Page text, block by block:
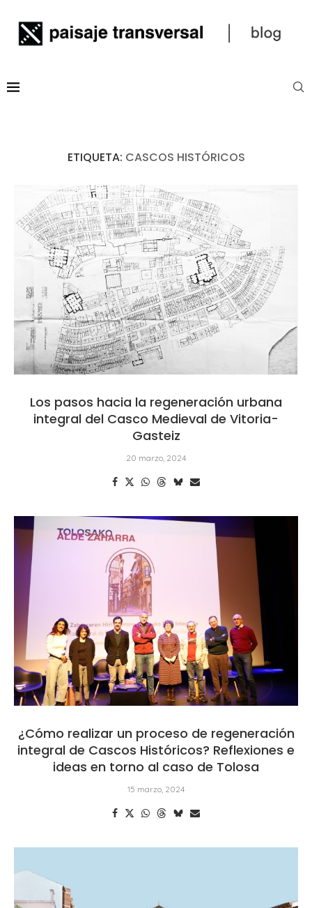
ETIQUETA: CASCOS HISTÓRICOS
Los pasos hacia la regeneración urbana
integral del Casco Medieval de Vitoria-
Gasteiz
20 marzo, 2024
¿Cómo realizar un proceso de regeneración
integral de Cascos Históricos? Reflexiones e
ideas en torno al caso de Tolosa
15 marzo, 2024